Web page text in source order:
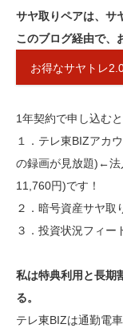
サヤ取りペアは、サ
このブログ経由で、
お得なサヤトレ
1年契約で申し込む
１．テレ東BIZアカ
の録画が見放題)←法
11,760円)です！
２．暗号資産サヤ取
３．投資状況フィー
私は特典利用と長期
る。
テレ東BIZは通勤電